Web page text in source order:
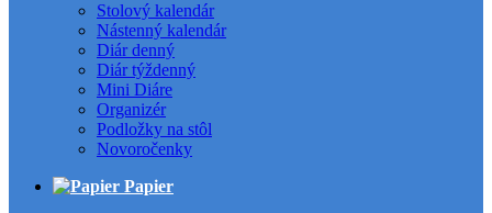
Stolový kalendár
Nástenný kalendár
Diár denný
Diár týždenný
Mini Diáre
Organizér
Podložky na stôl
Novoročenky
Papier